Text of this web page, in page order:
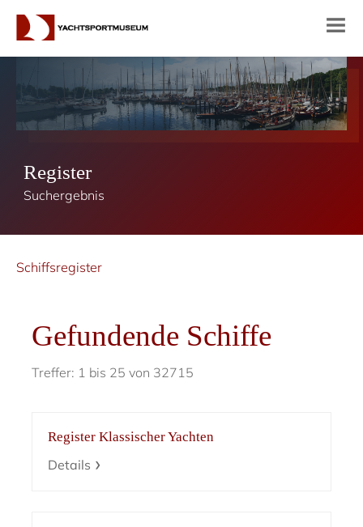
Register
Suchergebnis
Schiffsregister
Gefundende Schiffe
Treffer: 1 bis 25 von 32715
Register Klassischer Yachten
Details